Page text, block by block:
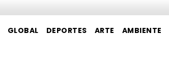
GLOBAL DEPORTES ARTE AMBIENTE